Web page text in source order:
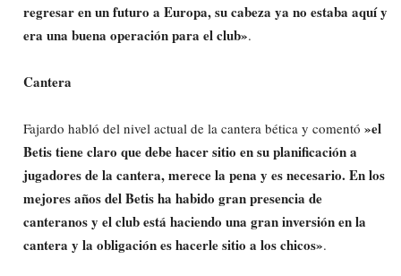
regresar en un futuro a Europa, su cabeza ya no estaba aquí y
era una buena operación para el club».
Cantera
Fajardo habló del nivel actual de la cantera bética y comentó »el
Betis tiene claro que debe hacer sitio en su planificación a
jugadores de la cantera, merece la pena y es necesario. En los
mejores años del Betis ha habido gran presencia de
canteranos y el club está haciendo una gran inversión en la
cantera y la obligación es hacerle sitio a los chicos».